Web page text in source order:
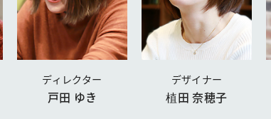
ディレクター
戸田 ゆき
デザイナー
植田 奈穂子